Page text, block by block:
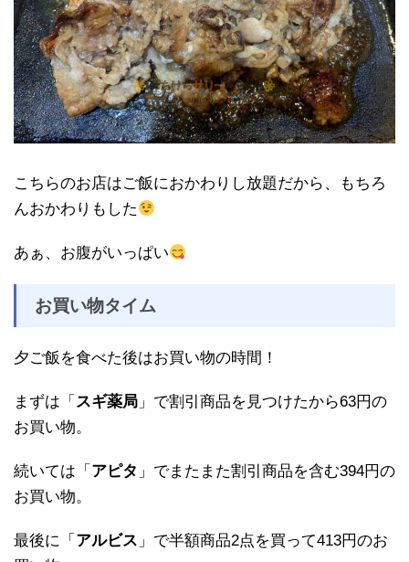
こちらのお店はご飯におかわりし放題だから、もちろ
んおかわりもした
あぁ、お腹がいっぱい
お買い物タイム
夕ご飯を食べた後はお買い物の時間！
まずは「 スギ薬局 」で割引商品を見つけたから63円の
お買い物。
続いては「 アピタ 」でまたまた割引商品を含む394円の
お買い物。
最後に「 アルビス 」で半額商品2点を買って413円のお